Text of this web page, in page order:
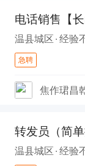
温县城区 经验
急聘
焦作珺昌
温县城区 经验